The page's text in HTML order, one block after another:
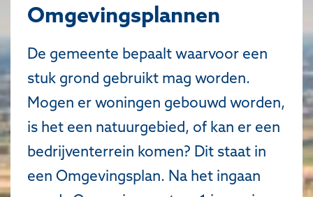
Omgevingsplannen
De gemeente bepaalt waarvoor een
stuk grond gebruikt mag worden.
Mogen er woningen gebouwd worden,
is het een natuurgebied, of kan er een
bedrijventerrein komen? Dit staat in
een Omgevingsplan. Na het ingaan